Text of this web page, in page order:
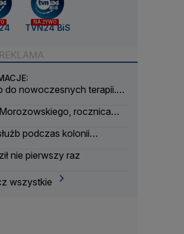
NA ŻYWO
TVN24 BiS
do nowoczesnych terapii.
rocznica
podczas kolonii
nie pierwszy raz
wszystkie